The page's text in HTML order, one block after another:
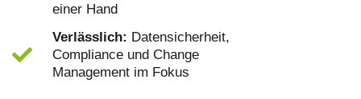
einer Hand
Verlässlich: Datensicherheit,
Compliance und Change
Management im Fokus